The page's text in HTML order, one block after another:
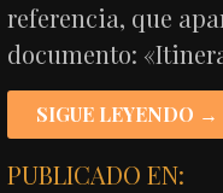
referencia, que
documento:
SIGUE LEYENDO →
PUBLICADO EN: